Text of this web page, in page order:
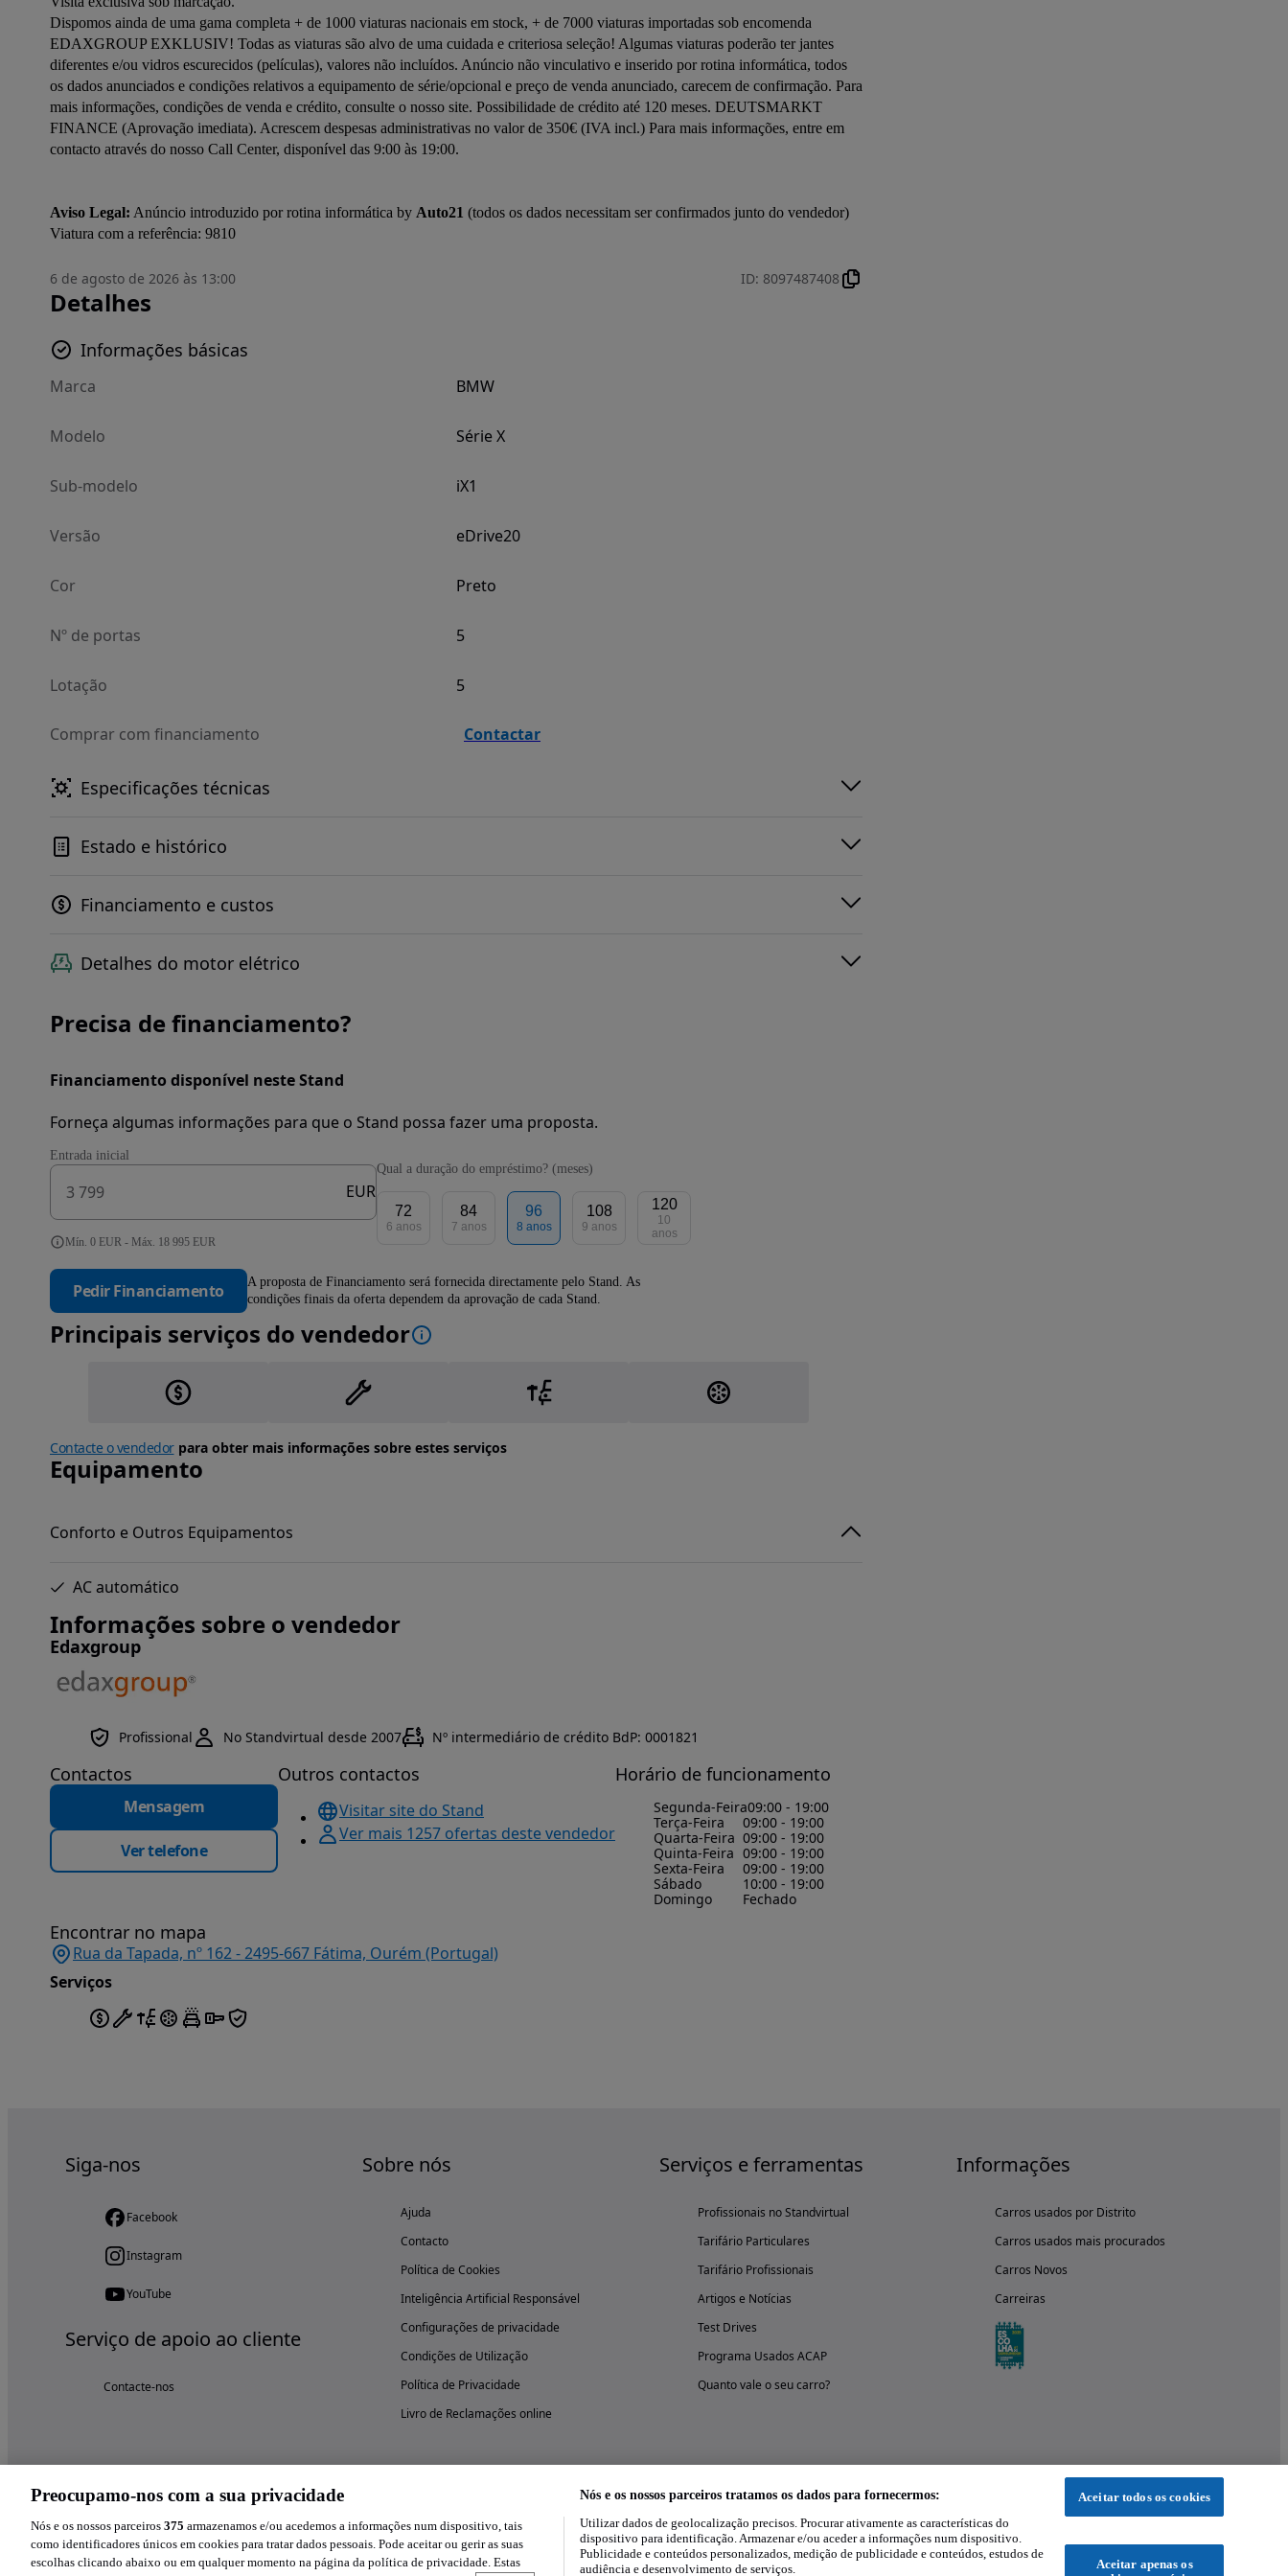
Dispomos ainda de uma gama completa + de 1000 viaturas nacionais em stock, + de 7000 viaturas importadas sob encomenda
EDAXGROUP EXKLUSIV! Todas as viaturas são alvo de uma cuidada e criteriosa seleção! Algumas viaturas poderão ter jantes
diferentes e/ou vidros escurecidos (películas), valores não incluídos. Anúncio não vinculativo e inserido por rotina informática, todos
os dados anunciados e condições relativos a equipamento de série/opcional e preço de venda anunciado, carecem de confirmação. Para
mais informações, condições de venda e crédito, consulte o nosso site. Possibilidade de crédito até 120 meses. DEUTSMARKT
FINANCE (Aprovação imediata). Acrescem despesas administrativas no valor de 350€ (IVA incl.) Para mais informações, entre em
contacto através do nosso Call Center, disponível das 9:00 às 19:00.
Aviso Legal: Anúncio introduzido por rotina informática by Auto21 (todos os dados necessitam ser confirmados junto do vendedor)
Viatura com a referência: 9810
6 de agosto de 2026 às 13:00 ID: 8097487408
Detalhes
Informações básicas
Marca BMW
Modelo Série X
Sub-modelo iX1
Versão eDrive20
Cor Preto
Nº de portas 5
Lotação 5
Comprar com financiamento Contactar
Especificações técnicas
Estado e histórico
Financiamento e custos
Detalhes do motor elétrico
Precisa de financiamento?
Financiamento disponível neste Stand
Forneça algumas informações para que o Stand possa fazer uma proposta.
Entrada inicial
EUR
Mín. 0 EUR - Máx. 18 995 EUR
Qual a duração do empréstimo? (meses)
72
6 anos
84
7 anos
96
8 anos
108
9 anos
120
10
anos
Pedir Financiamento
A proposta de Financiamento será fornecida directamente pelo Stand. As
condições finais da oferta dependem da aprovação de cada Stand.
Principais serviços do vendedor
Contacte o vendedorpara obter mais informações sobre estes serviços
Equipamento
Conforto e Outros Equipamentos
AC automático
Informações sobre o vendedor
Edaxgroup
Profissional No Standvirtual desde 2007 Nº intermediário de crédito BdP: 0001821
Contactos
Mensagem
Ver telefone
Outros contactos
Visitar site do Stand
Ver mais 1257 ofertas deste vendedor
Horário de funcionamento
Segunda-Feira09:00 - 19:00
Terça-Feira
09:00 - 19:00
Quarta-Feira 09:00 - 19:00
Quinta-Feira 09:00 - 19:00
Sexta-Feira
09:00 - 19:00
Sábado
10:00 - 19:00
Domingo
Fechado
Encontrar no mapa
Rua da Tapada, nº 162 - 2495-667 Fátima, Ourém (Portugal)
Serviços
Siga-nos
Facebook
Instagram
YouTube
Serviço de apoio ao cliente
Contacte-nos
Sobre nós
Ajuda
Contacto
Política de Cookies
Inteligência Artificial Responsável
Configurações de privacidade
Condições de Utilização
Política de Privacidade
Livro de Reclamações online
Serviços e ferramentas
Profissionais no Standvirtual
Tarifário Particulares
Tarifário Profissionais
Artigos e Notícias
Test Drives
Programa Usados ACAP
Quanto vale o seu carro?
Informações
Carros usados por Distrito
Carros usados mais procurados
Carros Novos
Carreiras
Experimenta a aplicação
Preocupamo-nos com a sua privacidade
Nós e os nossos parceiros 375 armazenamos e/ou acedemos a informações num dispositivo, tais
como identificadores únicos em cookies para tratar dados pessoais. Pode aceitar ou gerir as suas
escolhas clicando abaixo ou em qualquer momento na página da política de privacidade. Estas
Nós e os nossos parceiros tratamos os dados para fornecermos:
Utilizar dados de geolocalização precisos. Procurar ativamente as características do
dispositivo para identificação. Armazenar e/ou aceder a informações num dispositivo.
Publicidade e conteúdos personalizados, medição de publicidade e conteúdos, estudos de
audiência e desenvolvimento de serviços.
Aceitar todos os cookies
Aceitar apenas os